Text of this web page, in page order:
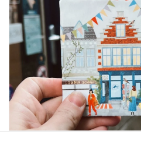
Lifestyle
Kleine gelukjes
Troost
Thema